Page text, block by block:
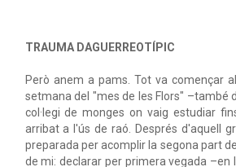
TRAUMA DAGUERREOTÍPIC
Però anem a pams. Tot va començar
setmana del "mes de les Flors" –també
col·legi de monges on vaig estudiar
arribat a l'ús de raó. Després d'aquell
preparada per acomplir la segona part
de mi: declarar per primera vegada